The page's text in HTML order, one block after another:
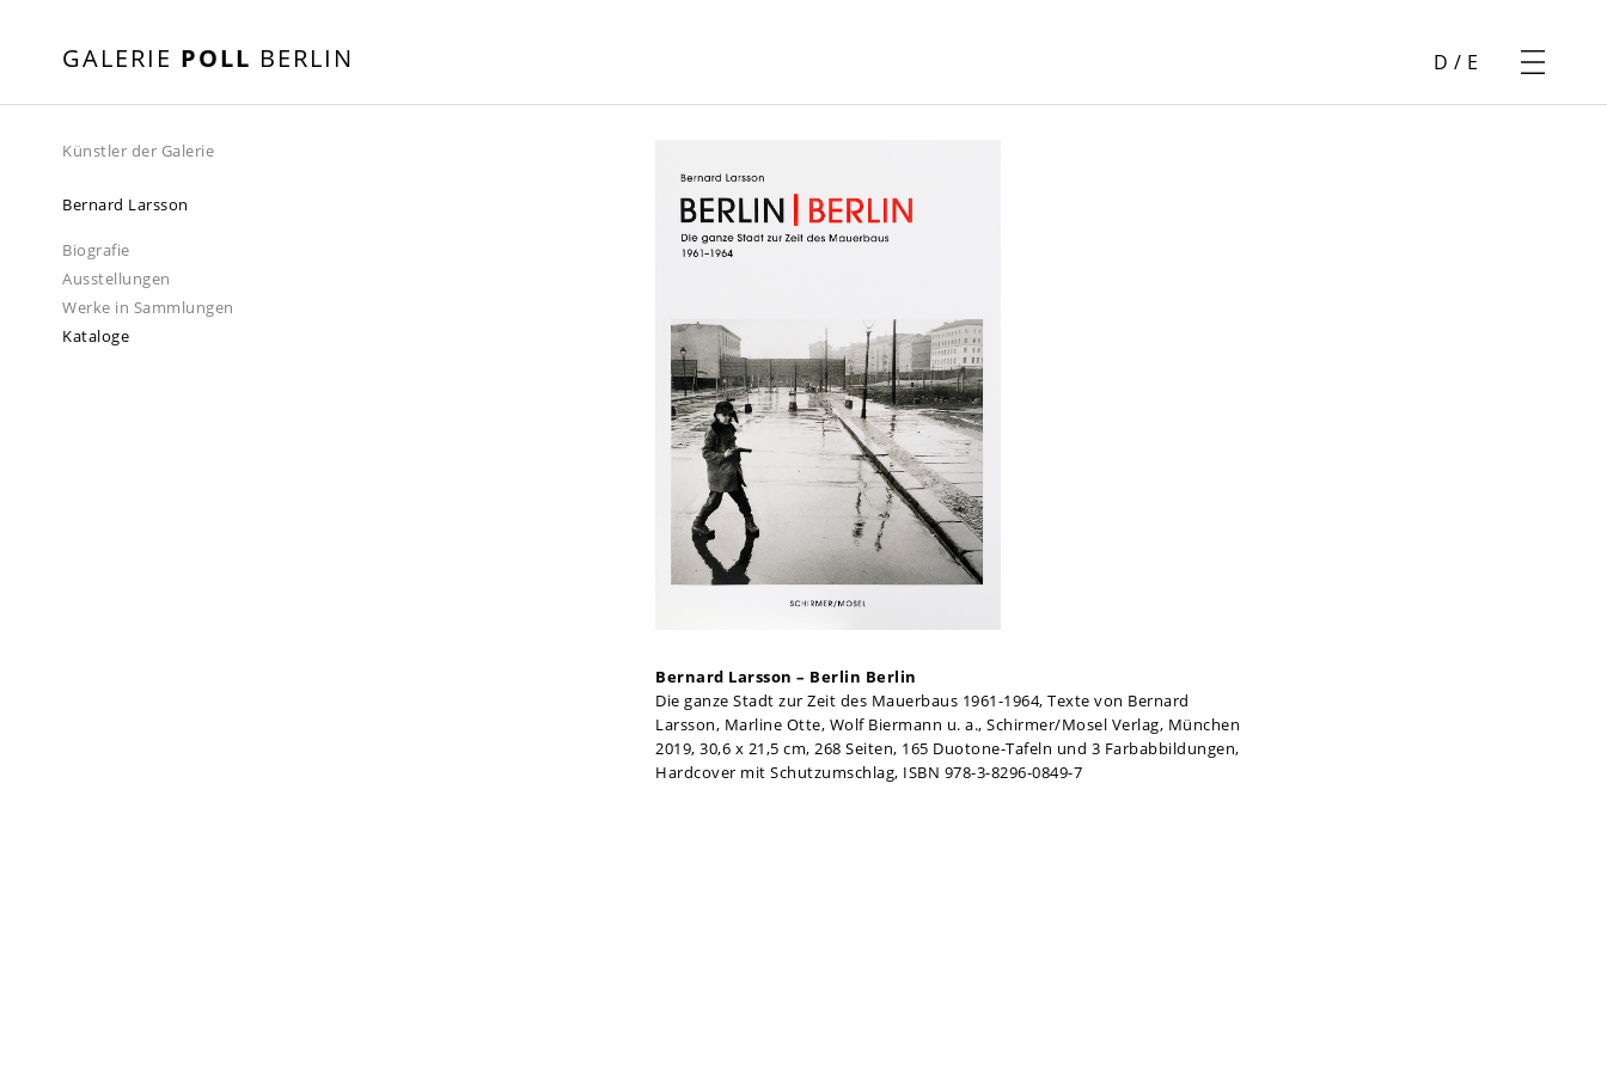
GALERIE POLL BERLIN D / E
Künstler der Galerie
Bernard Larsson
Biografie
Ausstellungen
Werke in Sammlungen
Kataloge
Bernard Larsson – Berlin Berlin
Die ganze Stadt zur Zeit des Mauerbaus 1961-1964, Texte von Bernard
Larsson, Marline Otte, Wolf Biermann u. a., Schirmer/Mosel Verlag, München
2019, 30,6 x 21,5 cm, 268 Seiten, 165 Duotone-Tafeln und 3 Farbabbildungen,
Hardcover mit Schutzumschlag, ISBN 978-3-8296-0849-7